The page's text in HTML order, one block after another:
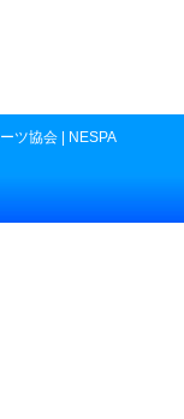
ツ協会 | NESPA